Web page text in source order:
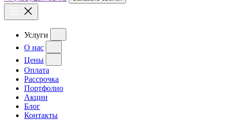
Услуги
О нас
Цены
Оплата
Рассрочка
Портфолио
Акции
Блог
Контакты